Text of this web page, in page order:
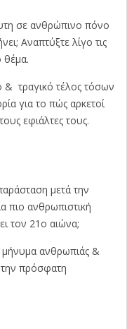
σε ανθρώπινο πόνο
Αναπτύξτε λίγο τις
θέμα.
& τραγικό τέλος τόσων
για το πώς αρκετοί
εφιάλτες τους.
μετά την
πιο ανθρωπιστική
τον 21ο αιώνα;
μήνυμα ανθρωπιάς &
πρόσφατη